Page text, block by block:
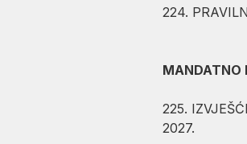
224.
MANDATNO
225.
2027.